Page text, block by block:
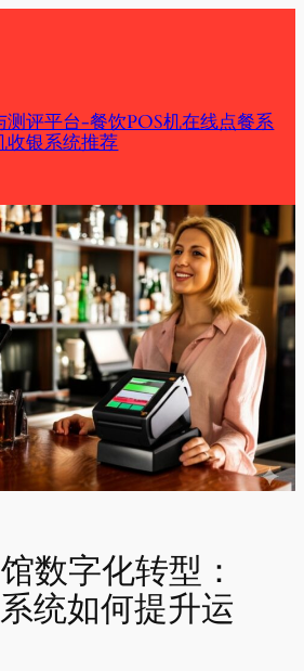
测评平台-餐饮POS机在线点餐系
收银系统推荐
数字化转型：
统如何提升运